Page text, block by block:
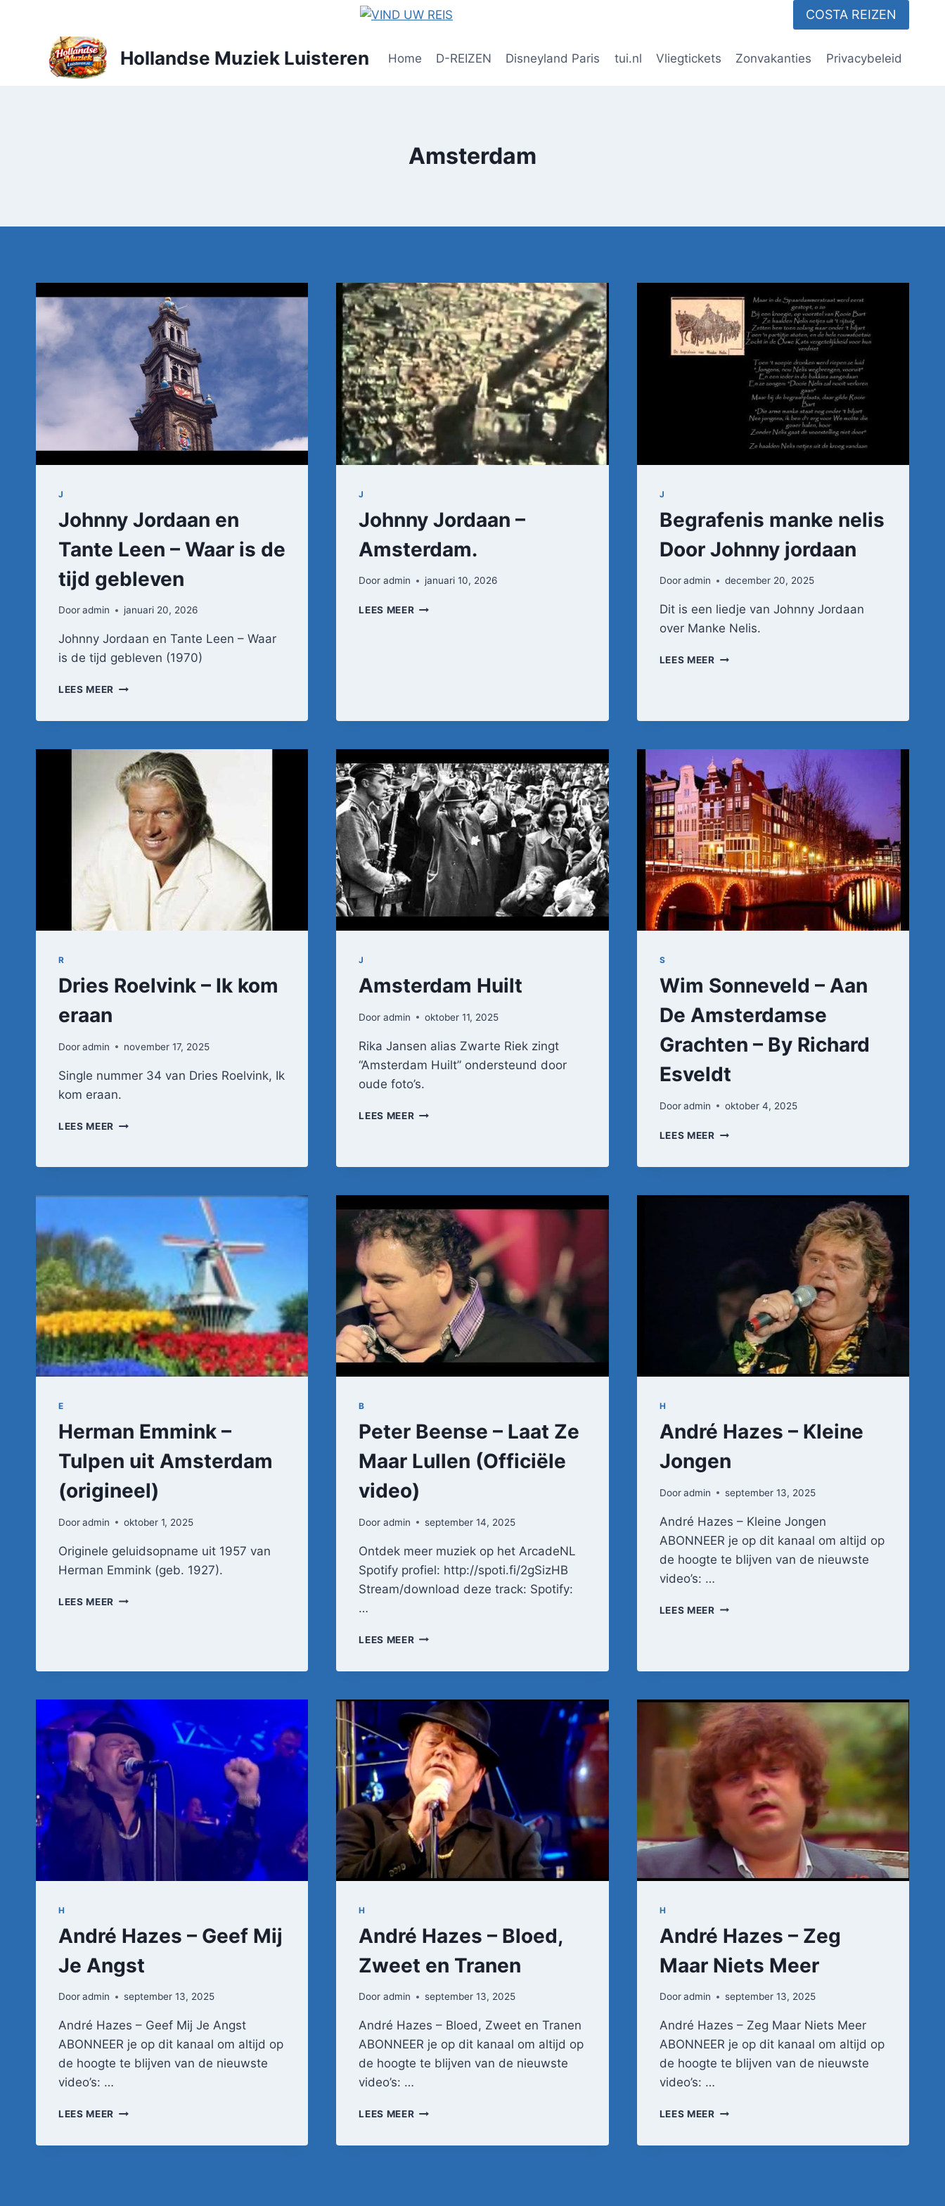
COSTA REIZEN
Hollandse Muziek Luisteren Home D-REIZEN Disneyland Paris tui.nl Vliegtickets Zonvakanties Privacybeleid
Amsterdam
J
Johnny Jordaan en
Tante Leen – Waar is de
tijd gebleven
Dooradmin januari 20, 2026
Johnny Jordaan en Tante Leen – Waar
is de tijd gebleven (1970)
LEES MEER JOHNNY
WAAR
IS
DE
TIJD
GEBLEVEN
J
Johnny Jordaan –
Amsterdam.
Door admin januari 10, 2026
LEES MEERJOHNNY
J
Begrafenis manke nelis
Door Johnny jordaan
Door admin december 20, 2025
Dit is een liedje van Johnny Jordaan
over Manke Nelis.
LEES MEERBEGRAFENIS
R
Dries Roelvink – Ik kom
eraan
Dooradmin november 17, 2025
Single nummer 34 van Dries Roelvink, Ik
kom eraan.
LEES MEER DRIES
IK
ERAAN
J
Amsterdam Huilt
Door admin oktober 11, 2025
Rika Jansen alias Zwarte Riek zingt
“Amsterdam Huilt” ondersteund door
oude foto’s.
LEES MEERAMSTERDAM
S
Wim Sonneveld – Aan
De Amsterdamse
Grachten – By Richard
Esveldt
Door admin oktober 4, 2025
LEES MEERWIM
E
Herman Emmink –
Tulpen uit Amsterdam
(origineel)
Dooradmin oktober 1, 2025
Originele geluidsopname uit 1957 van
Herman Emmink (geb. 1927).
LEES MEER HERMAN
AMSTERDAM
B
Peter Beense – Laat Ze
Maar Lullen (Officiële
video)
Door admin september 14, 2025
Ontdek meer muziek op het ArcadeNL
Spotify profiel: http://spoti.fi/2gSizHB
Stream/download deze track: Spotify:
…
LEES MEERPETER
MAAR
LULLEN
(OFFICIËLE
VIDEO)
H
André Hazes – Kleine
Jongen
Door admin september 13, 2025
André Hazes – Kleine Jongen
ABONNEER je op dit kanaal om altijd op
de hoogte te blijven van de nieuwste
video’s: …
LEES MEERANDRÉ
H
André Hazes – Geef Mij
Je Angst
Dooradmin september 13, 2025
André Hazes – Geef Mij Je Angst
ABONNEER je op dit kanaal om altijd op
de hoogte te blijven van de nieuwste
video’s: …
LEES MEER ANDRÉ
H
André Hazes – Bloed,
Zweet en Tranen
Door admin september 13, 2025
André Hazes – Bloed, Zweet en Tranen
ABONNEER je op dit kanaal om altijd op
de hoogte te blijven van de nieuwste
video’s: …
LEES MEERANDRÉ
H
André Hazes – Zeg
Maar Niets Meer
Door admin september 13, 2025
André Hazes – Zeg Maar Niets Meer
ABONNEER je op dit kanaal om altijd op
de hoogte te blijven van de nieuwste
video’s: …
LEES MEERANDRÉ